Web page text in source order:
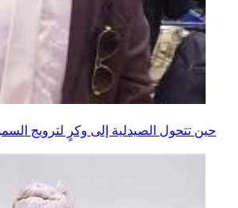
حين تتحول الصيدلية إلى وكرٍ لترويج